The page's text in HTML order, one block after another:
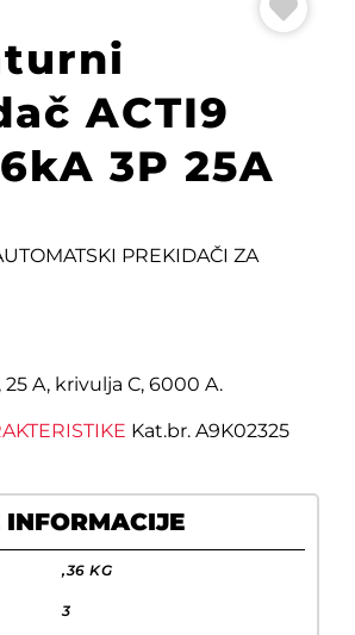
ACTI9
3P 25A
PREKIDAČI ZA
A, krivulja C, 6000 A.
Kat.br. A9K02325
,36 KG
3